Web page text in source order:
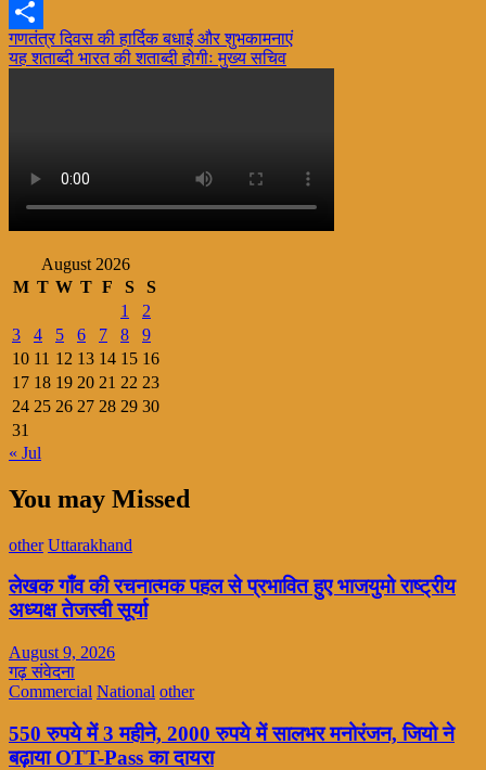
X
Share
Post
navigation
गणतंत्र दिवस की हार्दिक बधाई और शुभकामनाएं
यह शताब्दी भारत की शताब्दी होगीः मुख्य सचिव
August 2026
M T W T F S
S
1
2
3
4 5 6 7 8
9
10 11 12 13 14 15 16
17 18 19 20 21 22 23
24 25 26 27 28 29 30
31
« Jul
You may Missed
other Uttarakhand
लेखक गाँव की रचनात्मक पहल से प्रभावित हुए भाजयुमो राष्ट्रीय
अध्यक्ष तेजस्वी सूर्या
August 9, 2026
गढ़ संवेदना
Commercial National other
550 रुपये में 3 महीने, 2000 रुपये में सालभर मनोरंजन, जियो ने
बढ़ाया OTT-Pass का दायरा